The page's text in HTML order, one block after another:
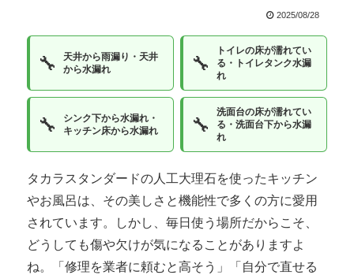
2025/08/28
🔧
天井から雨漏り・天井
から水漏れ
🔧
トイレの床が濡れてい
る・トイレタンク水漏
れ
🔧
シンク下から水漏れ・
キッチン床から水漏れ
🔧
洗面台の床が濡れてい
る・洗面台下から水漏
れ
タカラスタンダードの人工大理石を使ったキッチン
やお風呂は、その美しさと機能性で多くの方に愛用
されています。しかし、毎日使う場所だからこそ、
どうしても傷や欠けが気になることがありますよ
ね。「修理を業者に頼むと高そう」「自分で直せる